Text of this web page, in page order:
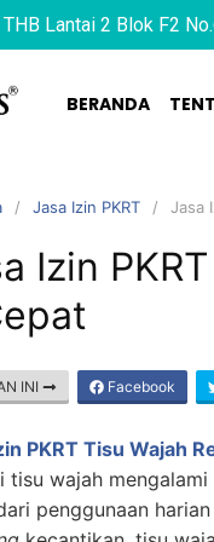
Lantai 2 Blok F2
BERANDA
Jasa Izin PKRT Jasa
Izin
INI Facebook
PKRT Tisu Wajah
tisu wajah
penggunaan